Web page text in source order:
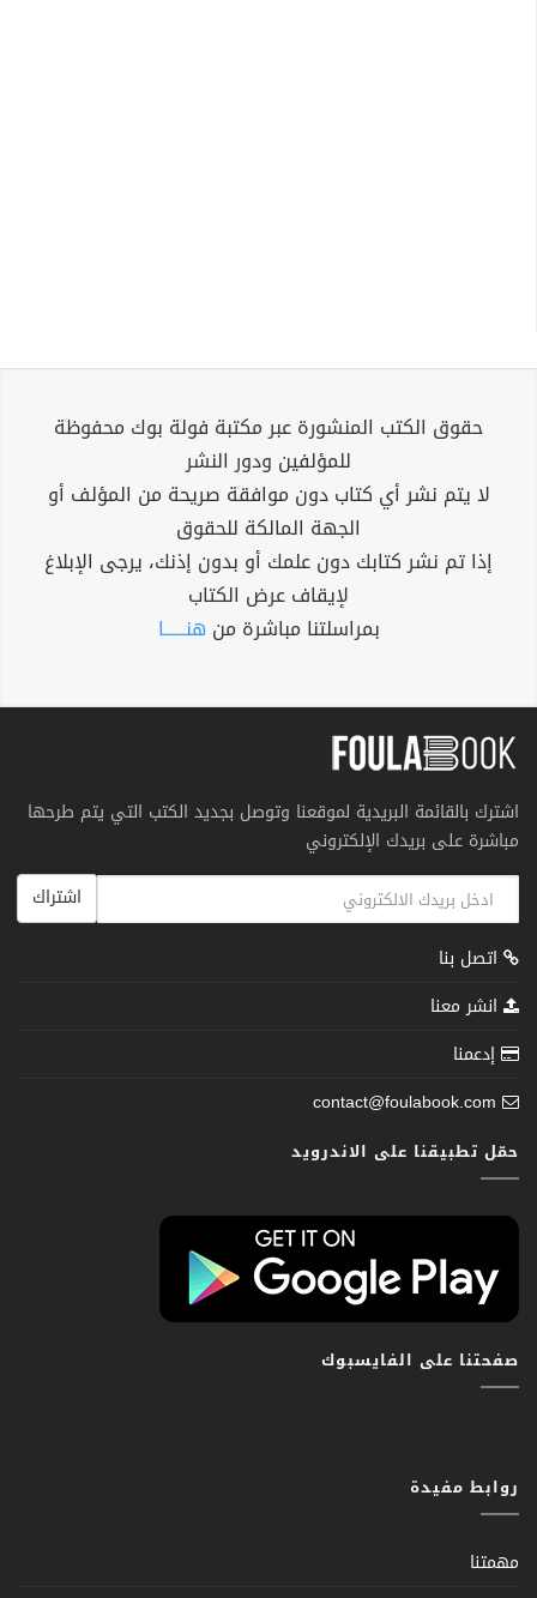
حقوق الكتب المنشورة عبر مكتبة فولة بوك محفوظة
للمؤلفين ودور النشر
لا يتم نشر أي كتاب دون موافقة صريحة من المؤلف أو
الجهة المالكة للحقوق
إذا تم نشر كتابك دون علمك أو بدون إذنك، يرجى الإبلاغ
لإيقاف عرض الكتاب
بمراسلتنا مباشرة من هنــــــا
اشترك بالقائمة البريدية لموقعنا وتوصل بجديد الكتب التي يتم طرحها
مباشرة على بريدك الإلكتروني
اشتراك
اتصل بنا
انشر معنا
إدعمنا
contact@foulabook.com
حمّل تطبيقنا على الاندرويد
صفحتنا على الفايسبوك
روابط مفيدة
مهمتنا